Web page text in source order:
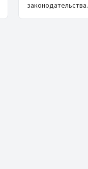
законодательства.